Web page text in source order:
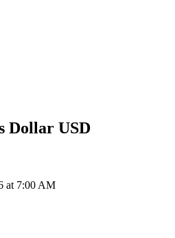
Dollar USD
at 7:00 AM